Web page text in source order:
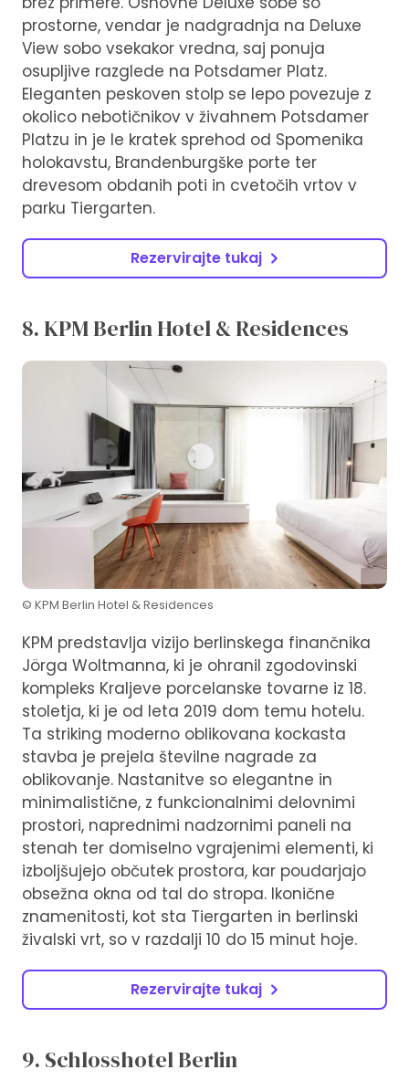
prostorne, vendar je nadgradnja na Deluxe
View sobo vsekakor vredna, saj ponuja
osupljive razglede na Potsdamer Platz.
Eleganten peskoven stolp se lepo povezuje z
okolico nebotičnikov v živahnem Potsdamer
Platzu in je le kratek sprehod od Spomenika
holokavstu, Brandenburgške porte ter
drevesom obdanih poti in cvetočih vrtov v
parku Tiergarten.
Rezervirajte tukaj
8. KPM Berlin Hotel & Residences
© KPM Berlin Hotel & Residences
KPM predstavlja vizijo berlinskega finančnika
Jörga Woltmanna, ki je ohranil zgodovinski
kompleks Kraljeve porcelanske tovarne iz 18.
stoletja, ki je od leta 2019 dom temu hotelu.
Ta striking moderno oblikovana kockasta
stavba je prejela številne nagrade za
oblikovanje. Nastanitve so elegantne in
minimalistične, z funkcionalnimi delovnimi
prostori, naprednimi nadzornimi paneli na
stenah ter domiselno vgrajenimi elementi, ki
izboljšujejo občutek prostora, kar poudarjajo
obsežna okna od tal do stropa. Ikonične
znamenitosti, kot sta Tiergarten in berlinski
živalski vrt, so v razdalji 10 do 15 minut hoje.
Rezervirajte tukaj
9. Schlosshotel Berlin